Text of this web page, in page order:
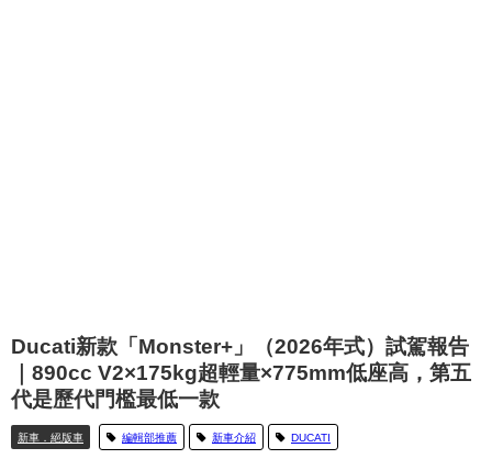
Ducati新款「Monster+」（2026年式）試駕報告
｜890cc V2×175kg超輕量×775mm低座高，第五
代是歷代門檻最低一款
新車．絕版車 編輯部推薦 新車介紹 DUCATI